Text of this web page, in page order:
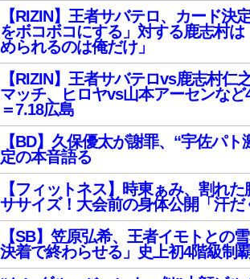
【RIZIN】王者サバテロ、カード決
をボコボコにする」対する鹿志村は
められるのは俺だけ」
【RIZIN】王者サバテロvs鹿志村仁
マッチ、ヒロヤvs山本アーセンなど
＝7.18広島
【BD】久保優太が謝罪、“宇佐パト
定の本音語る
【フィットネス】時東ぁみ、割れ
ササイズ！大会前の身体公開「汗だ
【SB】笠原弘希、王者イモトとの
決着で終わらせる」史上初4階級制